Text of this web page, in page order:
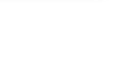
før kostnader.
omtrent som